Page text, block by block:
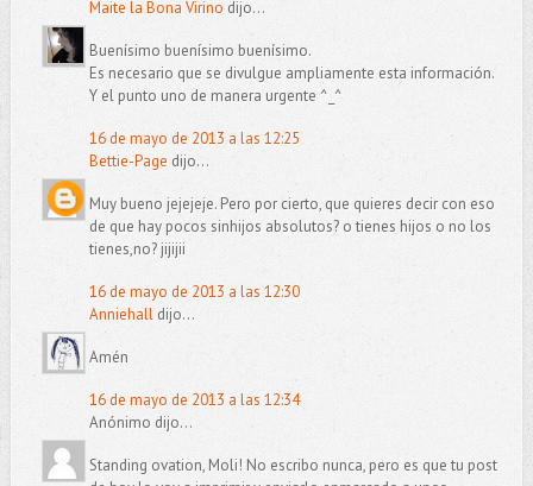
Maite la Bona Virino dijo...
Buenísimo buenísimo buenísimo.
Es necesario que se divulgue ampliamente esta información.
Y el punto uno de manera urgente ^_^
16 de mayo de 2013 a las 12:25
Bettie-Page dijo...
Muy bueno jejejeje. Pero por cierto, que quieres decir con eso
de que hay pocos sinhijos absolutos? o tienes hijos o no los
tienes,no? jijijii
16 de mayo de 2013 a las 12:30
Anniehalldijo...
Amén
16 de mayo de 2013 a las 12:34
Anónimo dijo...
Standing ovation, Moli! No escribo nunca, pero es que tu post